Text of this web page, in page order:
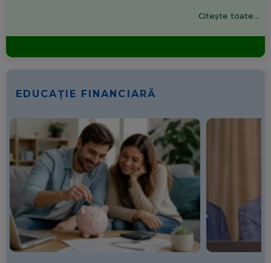
Citește toate...
EDUCAȚIE FINANCIARĂ